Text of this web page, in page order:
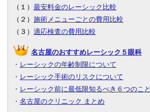
（１） 最安料金のレーシック比較
（２） 施術メニューごとの費用比較
（３） 適応検査の費用比較
名古屋のおすすめレーシック５眼科
・ レーシックの年齢制限について
・ レーシック手術のリスクについて
・ レーシック前に最低限知るべき６つのこと
・ 名古屋のクリニック まとめ